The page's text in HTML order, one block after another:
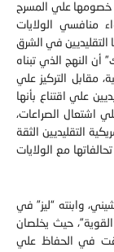
منافسي الولايات
التقليديين في الشرق
النهج الذي تبناه
‬مقابل التركيز علي
علي اقتناع بأنها
اشتعال الصراعات،‮
التقليديين الثقة
مع الولايات
القوية‮”‬، حيث يخلصان
في الحفاظ علي
نهاية الحرب الباردة